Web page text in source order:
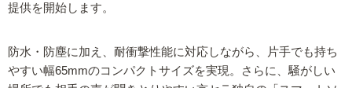
提供を開始します。
防水・防塵に加え、耐衝撃性能に対応しながら、片手でも持ち
やすい幅65mmのコンパクトサイズを実現。さらに、騒がしい